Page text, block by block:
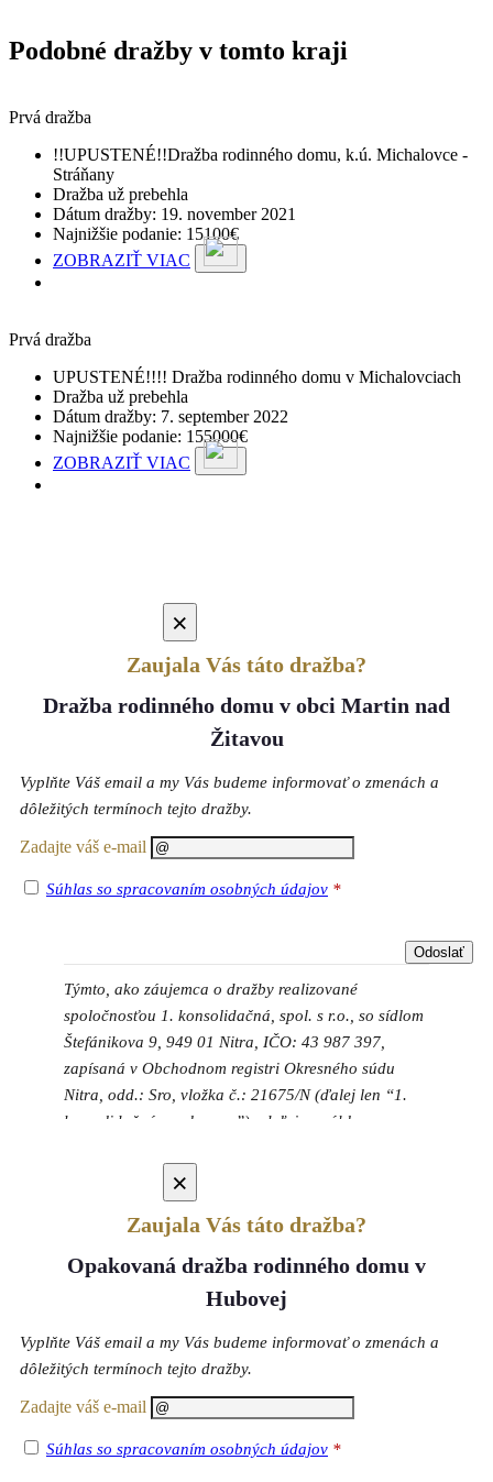
Podobné dražby v tomto kraji
Prvá dražba
!!UPUSTENÉ!!Dražba rodinného domu, k.ú. Michalovce -
Stráňany
Dražba už prebehla
Dátum dražby: 19. november 2021
Najnižšie podanie: 15100€
ZOBRAZIŤ VIAC
Prvá dražba
UPUSTENÉ!!!! Dražba rodinného domu v Michalovciach
Dražba už prebehla
Dátum dražby: 7. september 2022
Najnižšie podanie: 155000€
ZOBRAZIŤ VIAC
×
Zaujala Vás táto dražba?
Dražba rodinného domu v obci Martin nad
Žitavou
Vyplňte Váš email a my Vás budeme informovať o zmenách a
dôležitých termínoch tejto dražby.
Zadajte váš e-mail
Súhlas so spracovaním osobných údajov *
Týmto, ako záujemca o dražby realizované
spoločnosťou 1. konsolidačná, spol. s r.o., so sídlom
Štefánikova 9, 949 01 Nitra, IČO: 43 987 397,
zapísaná v Obchodnom registri Okresného súdu
Nitra, odd.: Sro, vložka č.: 21675/N (ďalej len “1.
konsolidačná, spol. s r.o.”) udeľujem súhlas so
rozsahu meno, priezvisko, telefónne číslo, e-mailová
adresa, a to podľa Nariadenia Európskeho
parlamentu a rady (EÚ) 2016/679 z 17. apríla 2016
údajov a o voľnom pohybe takýchto údajov, ktorým
sa zrušuje smernica 95/46/ES (všeobecné nariadenie
„zákon č. 18/2018“), spoločnosti 1. konsolidačná,
×
Zaujala Vás táto dražba?
Opakovaná dražba rodinného domu v
Hubovej
Vyplňte Váš email a my Vás budeme informovať o zmenách a
dôležitých termínoch tejto dražby.
Zadajte váš e-mail
Súhlas so spracovaním osobných údajov *